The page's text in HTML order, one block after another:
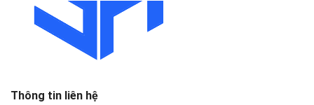
Thông tin liên hệ